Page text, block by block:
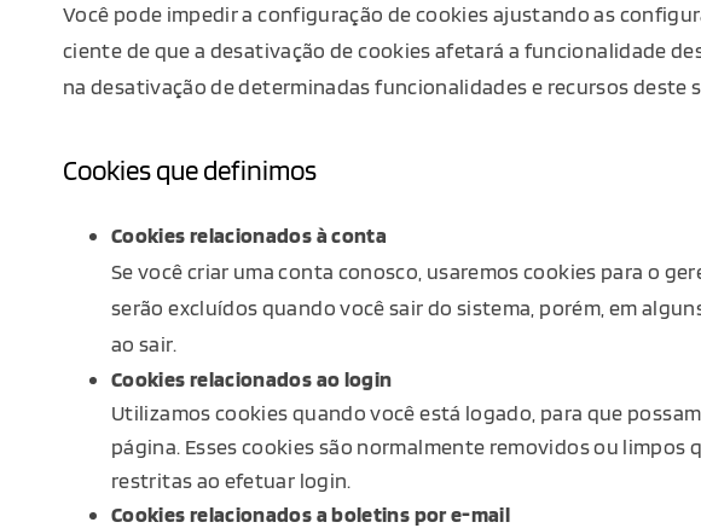
Você pode impedir a configuração de cookies ajustando as
ciente de que a desativação de cookies afetará a funcionalidade
na desativação de determinadas funcionalidades e recursos
Cookies que definimos
Cookies relacionados à conta
Se você criar uma conta conosco, usaremos cookies para o
serão excluídos quando você sair do sistema, porém, em
ao sair.
Cookies relacionados ao login
Utilizamos cookies quando você está logado, para que
página. Esses cookies são normalmente removidos ou
restritas ao efetuar login.
Cookies relacionados a boletins por e-mail